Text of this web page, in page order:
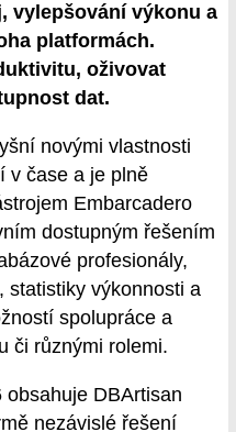
vylepšování výkonu a
platformách.
oživovat
dat.
novými vlastnosti
v čase a je plně
Embarcadero
dostupným řešením
profesionály,
statistiky výkonnosti a
spolupráce a
či různými rolemi.
DBArtisan
nezávislé řešení